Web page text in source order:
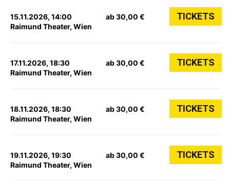
15.11.2026, 14:00
Raimund Theater, Wien
ab 30,00 € TICKETS
17.11.2026, 18:30
Raimund Theater, Wien
ab 30,00 € TICKETS
18.11.2026, 18:30
Raimund Theater, Wien
ab 30,00 € TICKETS
19.11.2026, 19:30
Raimund Theater, Wien
ab 30,00 € TICKETS